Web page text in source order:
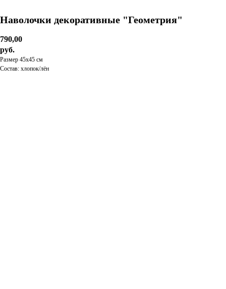
Наволочки декоративные "Геометрия"
790,00
руб.
Размер 45х45 см
Состав: хлопок/лён